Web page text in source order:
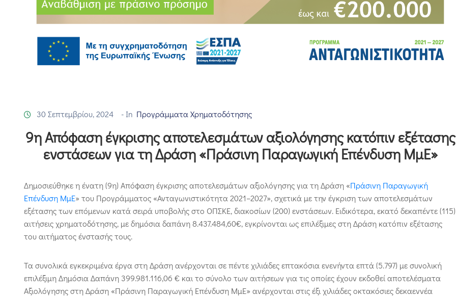
30 Σεπτεμβρίου, 2024 - In Προγράμματα Χρηματοδότησης
9η Απόφαση έγκρισης αποτελεσμάτων αξιολόγησης κατόπιν εξέτασης
ενστάσεων για τη Δράση «Πράσινη Παραγωγική Επένδυση ΜμΕ»
Δημοσιεύθηκε η ένατη (9η) Απόφαση έγκρισης αποτελεσμάτων αξιολόγησης για τη Δράση «Πράσινη Παραγωγική
Επένδυση ΜμΕ» του Προγράμματος «Ανταγωνιστικότητα 2021–2027», σχετικά με την έγκριση των αποτελεσμάτων
εξέτασης των επόμενων κατά σειρά υποβολής στο ΟΠΣΚΕ, διακοσίων (200) ενστάσεων. Ειδικότερα, εκατό δεκαπέντε (115)
αιτήσεις χρηματοδότησης, με δημόσια δαπάνη 8.437.484,60€, εγκρίνονται ως επιλέξιμες στη Δράση κατόπιν εξέτασης
του αιτήματος ένστασής τους.
Τα συνολικά εγκεκριμένα έργα στη Δράση ανέρχονται σε πέντε χιλιάδες επτακόσια ενενήντα επτά (5.797) με συνολική
επιλέξιμη Δημόσια Δαπάνη 399.981.116,06 € και το σύνολο των αιτήσεων για τις οποίες έχουν εκδοθεί αποτελέσματα
Αξιολόγησης στη Δράση «Πράσινη Παραγωγική Επένδυση ΜμΕ» ανέρχονται στις έξι χιλιάδες οκτακόσιες δεκαεννέα